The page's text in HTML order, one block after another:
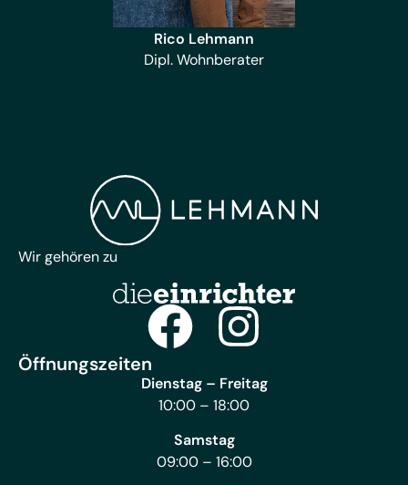
Rico Lehmann
Dipl. Wohnberater
Wir gehören zu
Öffnungszeiten
Dienstag – Freitag
10:00 – 18:00
Samstag
09:00 – 16:00